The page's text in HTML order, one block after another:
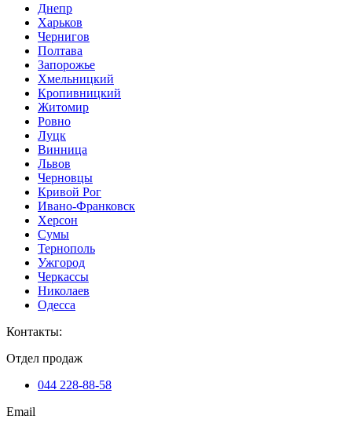
Днепр
Харьков
Чернигов
Полтава
Запорожье
Хмельницкий
Кропивницкий
Житомир
Ровно
Луцк
Винница
Львов
Черновцы
Кривой Рог
Ивано-Франковск
Херсон
Сумы
Тернополь
Ужгород
Черкассы
Николаев
Одесса
Контакты:
Отдел продаж
044 228-88-58
Email